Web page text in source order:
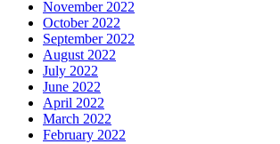
November 2022
October 2022
September 2022
August 2022
July 2022
June 2022
April 2022
March 2022
February 2022